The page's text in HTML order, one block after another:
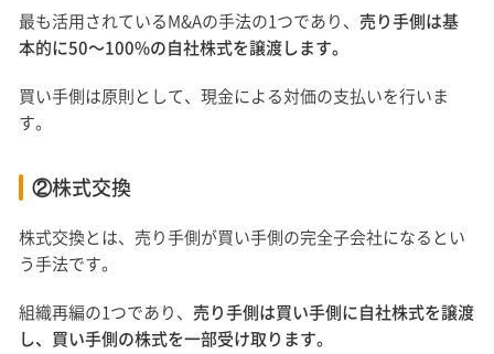
最も活用されているM&Aの手法の1つであり、 売り手側は基
本的に50〜100%の自社株式を譲渡します。
買い手側は原則として、現金による対価の支払いを行いま
す。
②株式交換
株式交換とは、売り手側が買い手側の完全子会社になるとい
う手法です。
組織再編の1つであり、 売り手側は買い手側に自社株式を譲渡
し、買い手側の株式を一部受け取ります。